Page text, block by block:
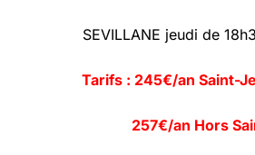
SEVILLANE jeudi de
Tarifs : 245€/an Saint-
257€/an Hors